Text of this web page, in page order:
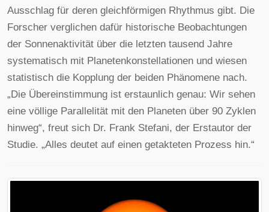
Ausschlag für deren gleichförmigen Rhythmus gibt. Die
Forscher verglichen dafür historische Beobachtungen
der Sonnenaktivität über die letzten tausend Jahre
systematisch mit Planetenkonstellationen und wiesen
statistisch die Kopplung der beiden Phänomene nach.
„Die Übereinstimmung ist erstaunlich genau: Wir sehen
eine völlige Parallelität mit den Planeten über 90 Zyklen
hinweg“, freut sich Dr. Frank Stefani, der Erstautor der
Studie. „Alles deutet auf einen getakteten Prozess hin.“